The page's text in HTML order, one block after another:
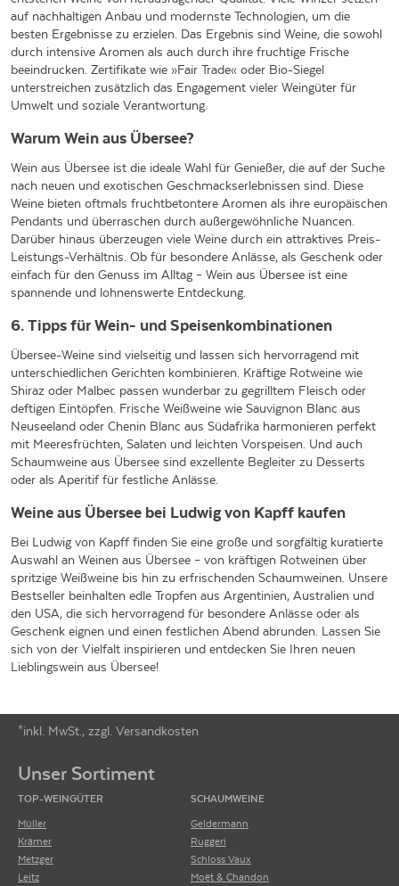
auf nachhaltigen Anbau und modernste Technologien, um die
besten Ergebnisse zu erzielen. Das Ergebnis sind Weine, die sowohl
durch intensive Aromen als auch durch ihre fruchtige Frische
beeindrucken. Zertifikate wie »Fair Trade« oder Bio-Siegel
unterstreichen zusätzlich das Engagement vieler Weingüter für
Umwelt und soziale Verantwortung.
Warum Wein aus Übersee?
Wein aus Übersee ist die ideale Wahl für Genießer, die auf der Suche
nach neuen und exotischen Geschmackserlebnissen sind. Diese
Weine bieten oftmals fruchtbetontere Aromen als ihre europäischen
Pendants und überraschen durch außergewöhnliche Nuancen.
Darüber hinaus überzeugen viele Weine durch ein attraktives Preis-
Leistungs-Verhältnis. Ob für besondere Anlässe, als Geschenk oder
einfach für den Genuss im Alltag – Wein aus Übersee ist eine
spannende und lohnenswerte Entdeckung.
6. Tipps für Wein- und Speisenkombinationen
Übersee-Weine sind vielseitig und lassen sich hervorragend mit
unterschiedlichen Gerichten kombinieren. Kräftige Rotweine wie
Shiraz oder Malbec passen wunderbar zu gegrilltem Fleisch oder
deftigen Eintöpfen. Frische Weißweine wie Sauvignon Blanc aus
Neuseeland oder Chenin Blanc aus Südafrika harmonieren perfekt
mit Meeresfrüchten, Salaten und leichten Vorspeisen. Und auch
Schaumweine aus Übersee sind exzellente Begleiter zu Desserts
oder als Aperitif für festliche Anlässe.
Weine aus Übersee bei Ludwig von Kapff kaufen
Bei Ludwig von Kapff finden Sie eine große und sorgfältig kuratierte
Auswahl an Weinen aus Übersee – von kräftigen Rotweinen über
spritzige Weißweine bis hin zu erfrischenden Schaumweinen. Unsere
Bestseller beinhalten edle Tropfen aus Argentinien, Australien und
den USA, die sich hervorragend für besondere Anlässe oder als
Geschenk eignen und einen festlichen Abend abrunden. Lassen Sie
sich von der Vielfalt inspirieren und entdecken Sie Ihren neuen
Lieblingswein aus Übersee!
*inkl. MwSt., zzgl. Versandkosten
Unser Sortiment
TOP-WEINGÜTER
Müller
Krämer
Metzger
Leitz
SCHAUMWEINE
Geldermann
Ruggeri
Schloss Vaux
Moët & Chandon